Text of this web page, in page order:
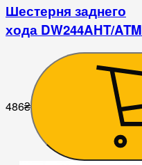
Шестерня заднего
хода DW244AHT/ATM
486₴